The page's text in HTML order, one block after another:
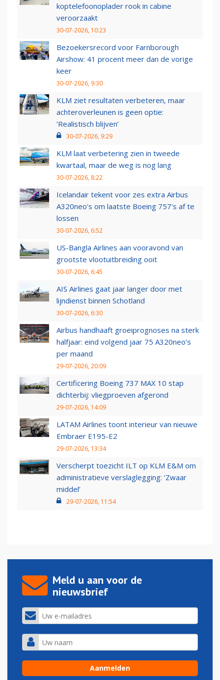
koptelefoonoplader rook in cabine
veroorzaakt
30-07-2026, 10:23
Bezoekersrecord voor Farnborough
Airshow: 41 procent meer dan de vorige
keer
30-07-2026, 9:30
KLM ziet resultaten verbeteren, maar
achteroverleunen is geen optie:
‘Realistisch blijven’
30-07-2026, 9:29
KLM laat verbetering zien in tweede
kwartaal, maar de weg is nog lang
30-07-2026, 8:22
Icelandair tekent voor zes extra Airbus
A320neo's om laatste Boeing 757's af te
lossen
30-07-2026, 6:52
US-Bangla Airlines aan vooravond van
grootste vlootuitbreiding ooit
30-07-2026, 6:45
AIS Airlines gaat jaar langer door met
lijndienst binnen Schotland
30-07-2026, 6:30
Airbus handhaaft groeiprognoses na sterk
halfjaar: eind volgend jaar 75 A320neo’s
per maand
29-07-2026, 20:09
Certificering Boeing 737 MAX 10 stap
dichterbij: vliegproeven afgerond
29-07-2026, 14:09
LATAM Airlines toont interieur van nieuwe
Embraer E195-E2
29-07-2026, 13:34
Verscherpt toezicht ILT op KLM E&M om
administratieve verslaglegging: ‘Zwaar
middel’
29-07-2026, 11:54
Meld u aan voor de
nieuwsbrief